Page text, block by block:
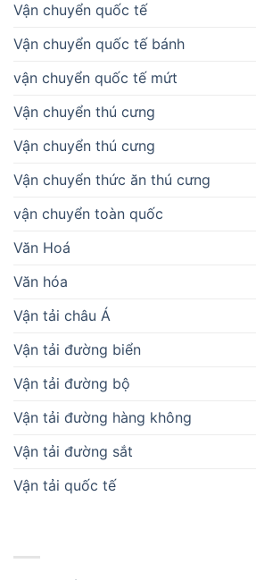
Vận chuyển quốc tế
Vận chuyển quốc tế bánh
vận chuyển quốc tế mứt
Vận chuyển thú cưng
Vận chuyển thú cưng
Vận chuyển thức ăn thú cưng
vận chuyển toàn quốc
Văn Hoá
Văn hóa
Vận tải châu Á
Vận tải đường biển
Vận tải đường bộ
Vận tải đường hàng không
Vận tải đường sắt
Vận tải quốc tế